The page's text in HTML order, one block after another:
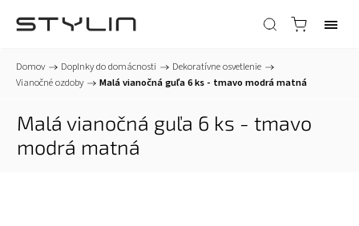
Domov / Doplnky do domácnosti / Dekoratívne osvetlenie /
Vianočné ozdoby / Malá vianočná guľa 6 ks - tmavo modrá matná
Malá vianočná guľa 6 ks - tmavo
modrá matná